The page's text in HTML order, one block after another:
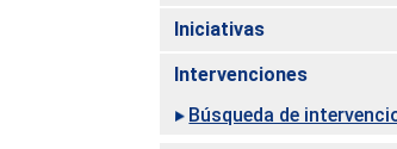
Iniciativas
Intervenciones
Búsqueda de